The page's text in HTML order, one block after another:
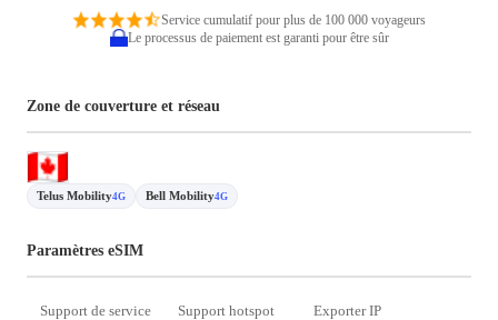
Service cumulatif pour plus de 100 000 voyageurs
Le processus de paiement est garanti pour être sûr
Zone de couverture et réseau
Telus Mobility4G Bell Mobility4G
Paramètres eSIM
Support de service
Support hotspot
Exporter IP